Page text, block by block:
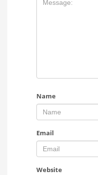
Name
Email
Website